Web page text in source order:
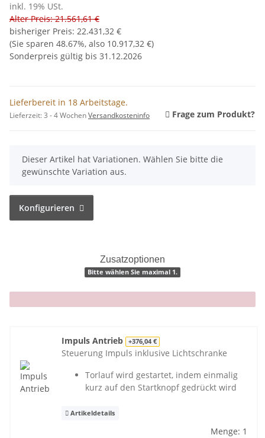
inkl. 19% USt.
Alter Preis: 21.561,61 €
bisheriger Preis: 22.431,32 €
(Sie sparen 48.67%, also 10.917,32 €)
Sonderpreis gültig bis 31.12.2026
Lieferbereit in 18 Arbeitstage.
Lieferzeit:3 - 4 WochenVersandkosteninfo Frage zum Produkt?
x
Dieser Artikel hat Variationen. Wählen Sie bitte die
gewünschte Variation aus.
Konfigurieren
Zusatzoptionen
Bitte wählen Sie maximal 1.
x
Impuls Antrieb +376,04 €
Steuerung Impuls inklusive Lichtschranke
Torlauf wird gestartet, indem einmalig
kurz auf den Startknopf gedrückt wird
Artikeldetails
Menge: 1